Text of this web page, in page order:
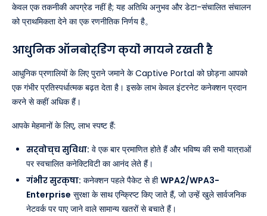
केवल एक तकनीकी अपग्रेड नहीं है; यह अतिथि अनुभव और डेटा-संचालित संचालन
को प्राथमिकता देने का एक रणनीतिक निर्णय है。
आधुनिक ऑनबोर्डिंग क्यों मायने रखती है
आधुनिक प्रणालियों के लिए पुराने जमाने के Captive Portal को छोड़ना आपको
एक गंभीर प्रतिस्पर्धात्मक बढ़त देता है। इसके लाभ केवल इंटरनेट कनेक्शन प्रदान
करने से कहीं अधिक हैं।
आपके मेहमानों के लिए, लाभ स्पष्ट हैं:
सर्वोच्च सुविधा: वे एक बार प्रमाणित होते हैं और भविष्य की सभी यात्राओं
पर स्वचालित कनेक्टिविटी का आनंद लेते हैं।
गंभीर सुरक्षा: कनेक्शन पहले पैकेट से हीWPA2/WPA3-
Enterprise सुरक्षा के साथ एन्क्रिप्ट किए जाते हैं, जो उन्हें खुले सार्वजनिक
नेटवर्क पर पाए जाने वाले सामान्य खतरों से बचाते हैं।